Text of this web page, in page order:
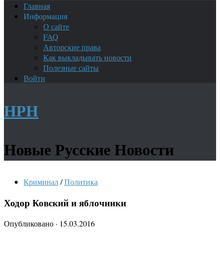
Главная
Информация
О сайте
FAQ
Авторские права
Как выкладывать новости
Полезные сайты
Войти
НРН
Новые Русские Новости
Криминал/Политика
Ходор Ковский и яблочники
Опубликовано · 15.03.2016